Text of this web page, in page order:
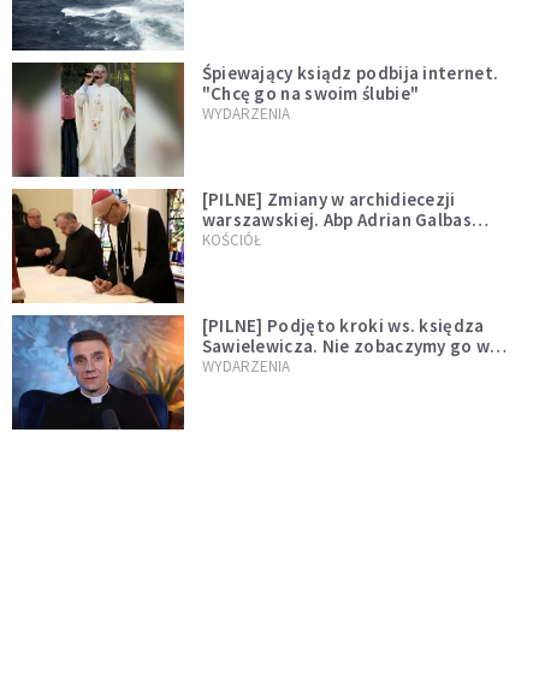
Śpiewający ksiądz podbija internet.
"Chcę go na swoim ślubie"
WYDARZENIA
[PILNE] Zmiany w archidiecezji
warszawskiej. Abp Adrian Galbas
wręczył dekrety nowym proboszczom
KOŚCIÓŁ
[PILNE] Podjęto kroki ws. księdza
Sawielewicza. Nie zobaczymy go w
mediach
WYDARZENIA